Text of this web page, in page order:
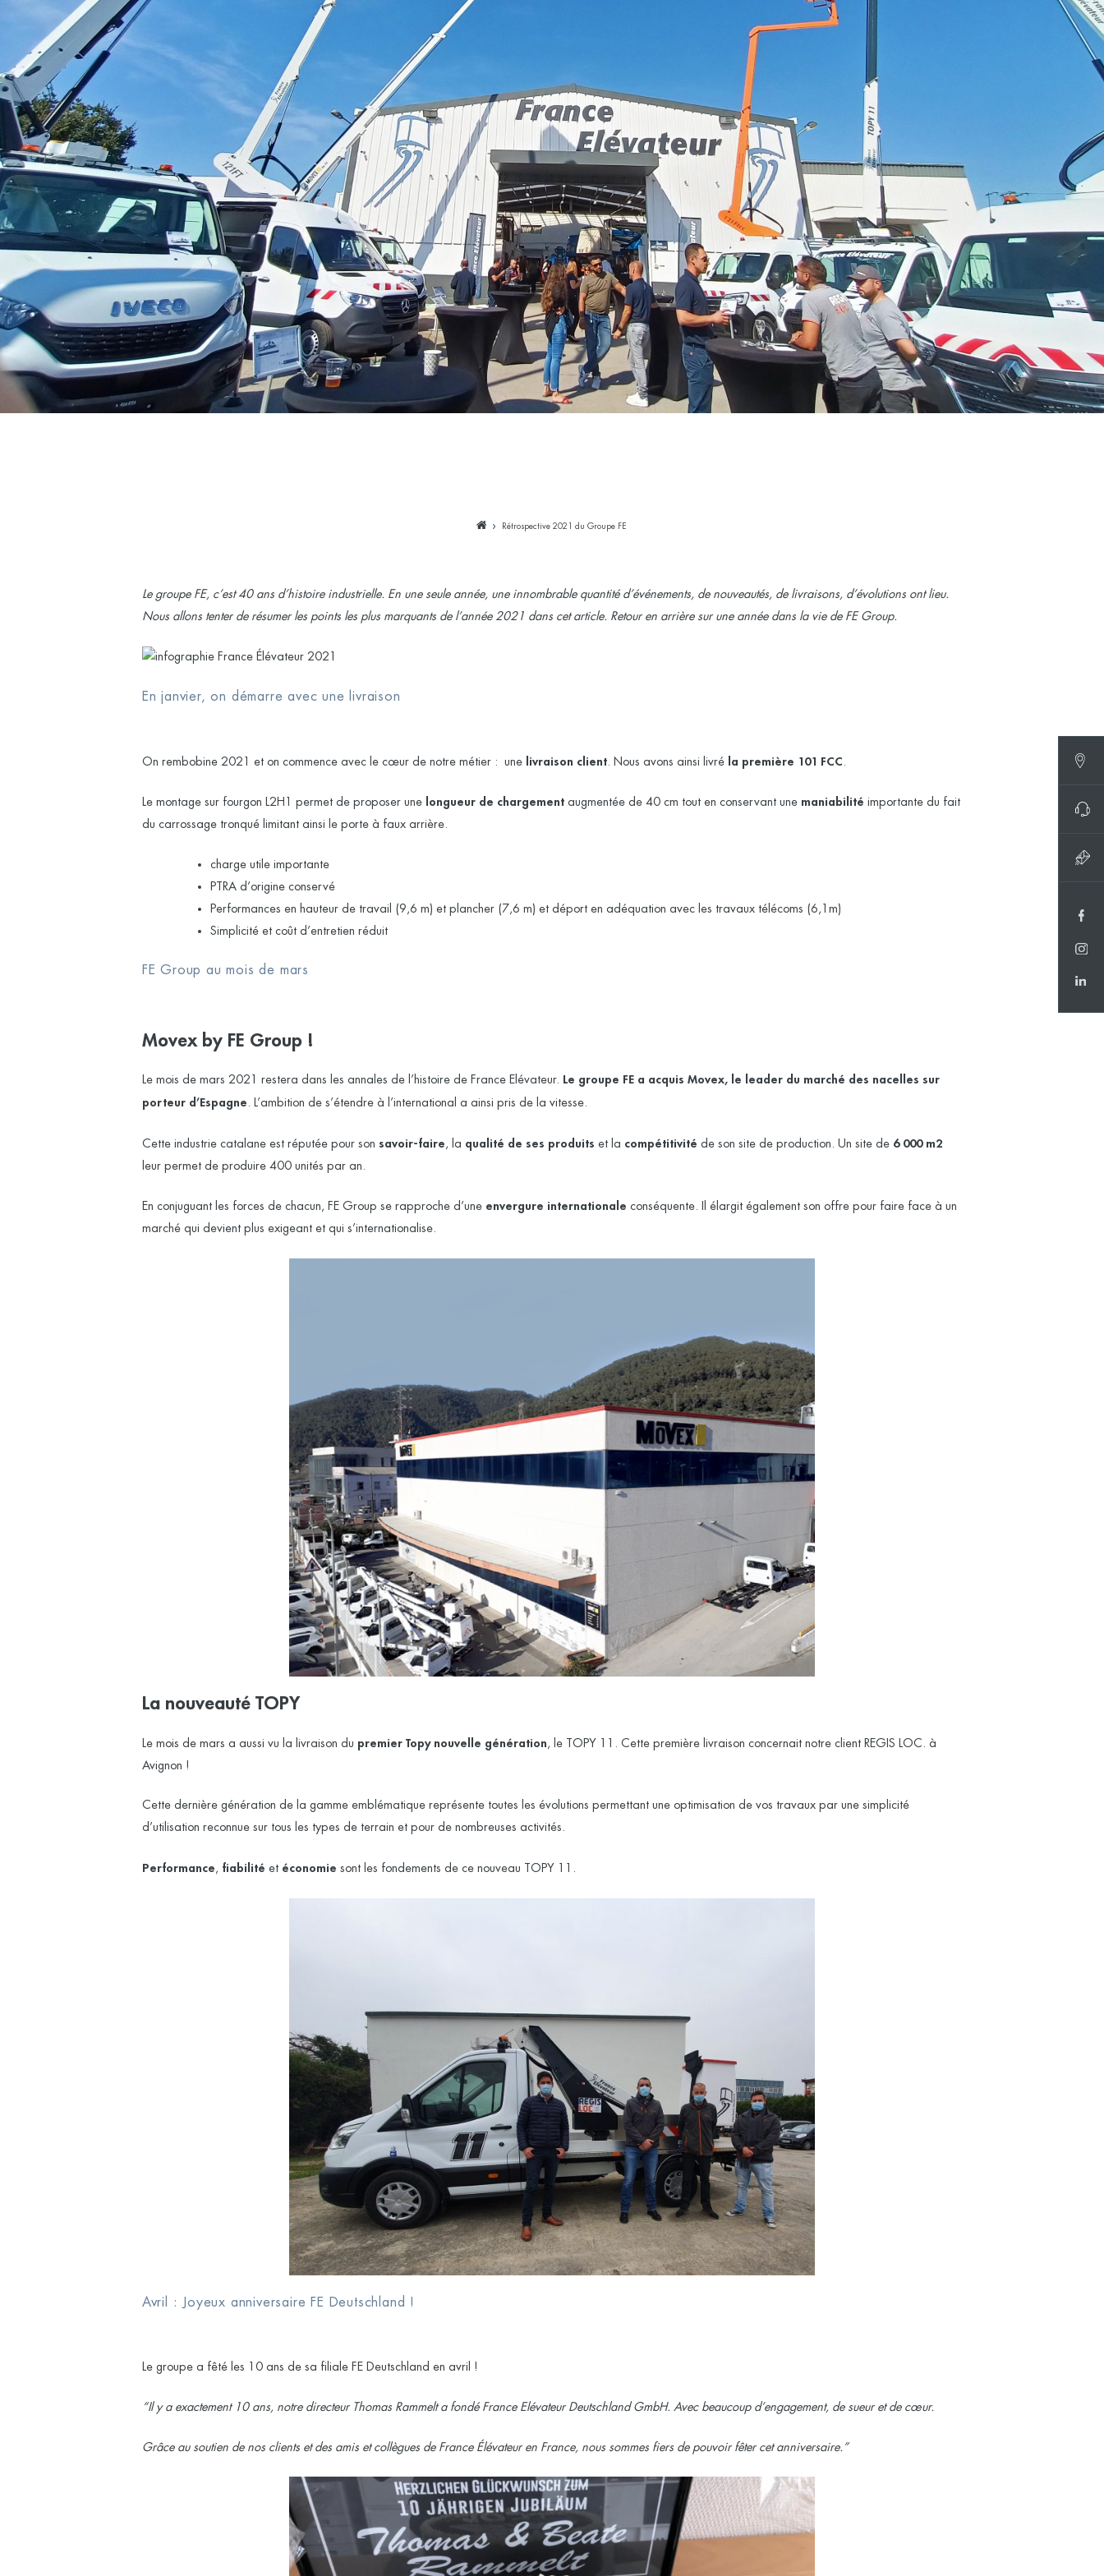
Rétrospective 2021 du Groupe FE
Le groupe FE, c’est 40 ans d’histoire industrielle. En une seule année, une innombrable quantité d’événements, de nouveautés, de livraisons, d’évolutions ont lieu.
Nous allons tenter de résumer les points les plus marquants de l’année 2021 dans cet article. Retour en arrière sur une année dans la vie de FE Group.
En janvier, on démarre avec une livraison
On rembobine 2021 et on commence avec le cœur de notre métier : une livraison client. Nous avons ainsi livré la première 101 FCC .
Le montage sur fourgon L2H1 permet de proposer une longueur de chargementaugmentée de 40 cm tout en conservant une maniabilité importante du fait
du carrossage tronqué limitant ainsi le porte à faux arrière.
charge utile importante
PTRA d’origine conservé
Performances en hauteur de travail (9,6 m) et plancher (7,6 m) et déport en adéquation avec les travaux télécoms (6,1m)
Simplicité et coût d’entretien réduit
FE Group au mois de mars
Movex by FE Group !
Le mois de mars 2021 restera dans les annales de l’histoire de France Elévateur. Le groupe FE a acquis Movex, le leader du marché des nacelles sur
porteur d’Espagne . L’ambition de s’étendre à l’international a ainsi pris de la vitesse.
Cette industrie catalane est réputée pour son savoir-faire, la qualité de ses produits et la compétitivité de son site de production. Un site de 6 000 m2
leur permet de produire 400 unités par an.
En conjuguant les forces de chacun, FE Group se rapproche d’une envergure internationale conséquente. Il élargit également son offre pour faire face à un
marché qui devient plus exigeant et qui s’internationalise.
La nouveauté TOPY
Le mois de mars a aussi vu la livraison du premier Topy nouvelle génération, le TOPY 11
. Cette première livraison concernait notre client REGIS LOC. à
Avignon !
Cette dernière génération de la gamme emblématique représente toutes les évolutions permettant une optimisation de vos travaux par une simplicité
d’utilisation reconnue sur tous les types de terrain et pour de nombreuses activités.
Performance, fiabilité et économie sont les fondements de ce nouveau TOPY 11.
Avril : Joyeux anniversaire FE Deutschland !
Le groupe a fêté les 10 ans de sa filiale FE Deutschland en avril !
“Il y a exactement 10 ans, notre directeur Thomas Rammelt a fondé France Elévateur Deutschland GmbH. Avec beaucoup d’engagement, de sueur et de cœur.
Grâce au soutien de nos clients et des amis et collègues de France Élévateur en France, nous sommes fiers de pouvoir fêter cet anniversaire.”